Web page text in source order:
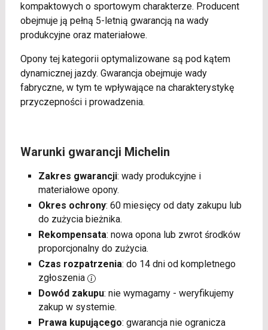
kompaktowych o sportowym charakterze. Producent
obejmuje ją pełną 5-letnią gwarancją na wady
produkcyjne oraz materiałowe.
Opony tej kategorii optymalizowane są pod kątem
dynamicznej jazdy. Gwarancja obejmuje wady
fabryczne, w tym te wpływające na charakterystykę
przyczepności i prowadzenia.
Warunki gwarancji Michelin
Zakres gwarancji: wady produkcyjne i
materiałowe opony.
Okres ochrony: 60 miesięcy od daty zakupu lub
do zużycia bieżnika.
Rekompensata: nowa opona lub zwrot środków
proporcjonalny do zużycia.
Czas rozpatrzenia: do 14 dni od kompletnego
zgłoszenia
Dowód zakupu: nie wymagamy - weryfikujemy
zakup w systemie.
Prawa kupującego: gwarancja nie ogranicza